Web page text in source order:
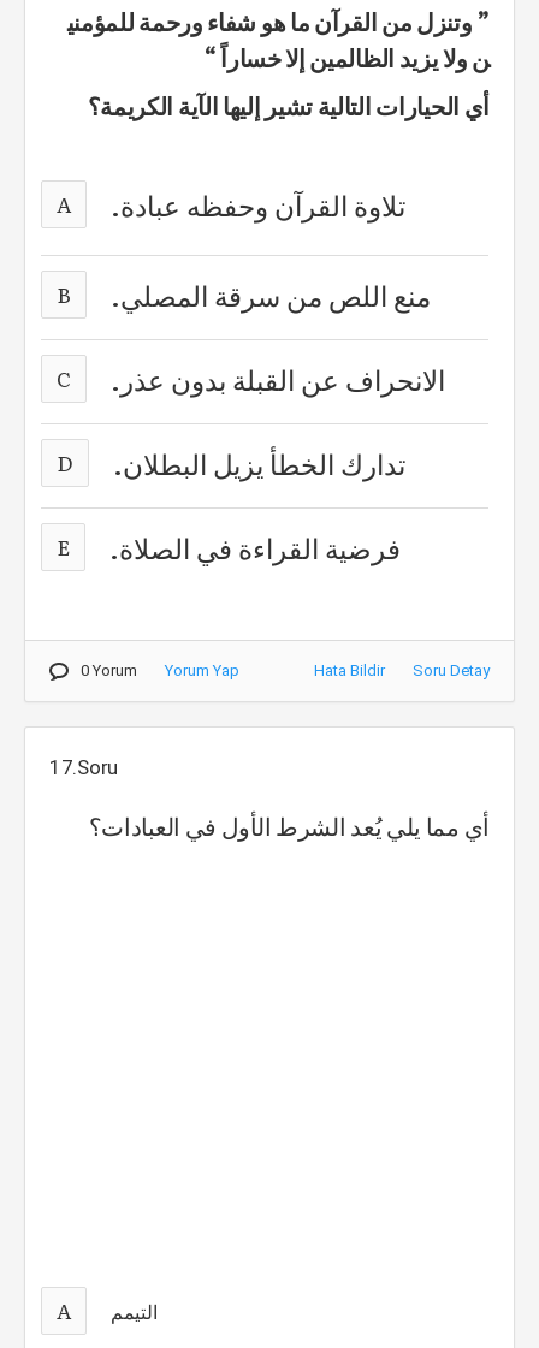
” وتنزل من القرآن ما هو شفاء ورحمة للمؤمني
ن ولا يزيد الظالمين إلا خساراً “
أي الحيارات التالية تشير إليها الآية الكريمة؟
A تلاوة القرآن وحفظه عبادة.
B منع اللص من سرقة المصلي.
C الانحراف عن القبلة بدون عذر.
D تدارك الخطأ يزيل البطلان.
E فرضية القراءة في الصلاة.
0 Yorum Yorum Yap Hata Bildir Soru Detay
17.Soru
أي مما يلي يُعد الشرط الأول في العبادات؟
A التيمم